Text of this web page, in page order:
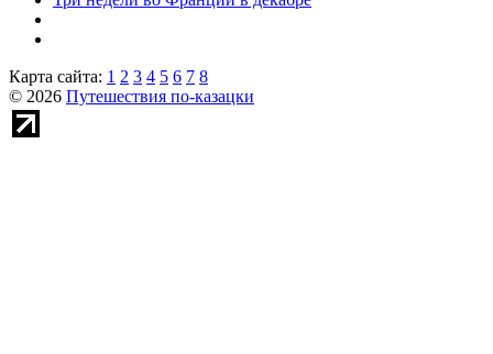
Карта сайта: 1 2 3 4 5 6 7 8
© 2026 Путешествия по-казацки